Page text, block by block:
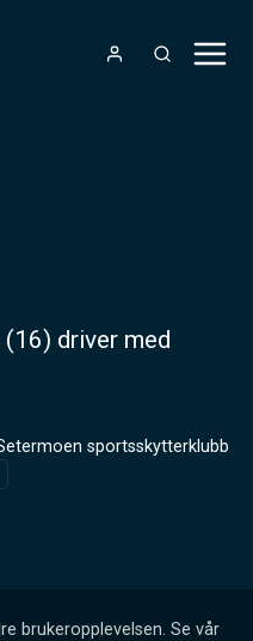
driver med
sportsskytterklubb
brukeropplevelsen. Se vår